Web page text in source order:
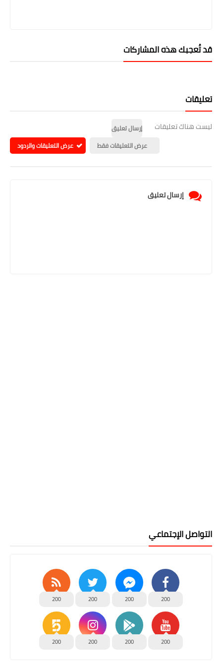
قد تُعجبك هذه المشاركات
تعليقات
ليست هناك تعليقات
إرسال تعليق
عرض التعليقات فقط
عرض التعليقات والردود
إرسال تعليق
التواصل الإجتماعي
200
200
200
200
200
200
200
200